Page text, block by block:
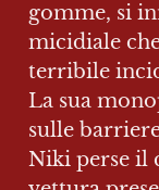
gomme, si
micidiale
terribile
La sua
sulle
Niki perse il